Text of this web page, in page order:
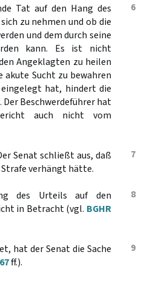
6
Tat auf den Hang des
zu nehmen und ob die
und dem durch seine
kann. Es ist nicht
Angeklagten zu heilen
akute Sucht zu bewahren
hat, hindert die
Der Beschwerdeführer hat
auch nicht vom
7
Senat schließt aus, daß
verhängt hätte.
8
des Urteils auf den
in Betracht (vgl. BGHR
9
hat der Senat die Sache
ff.).